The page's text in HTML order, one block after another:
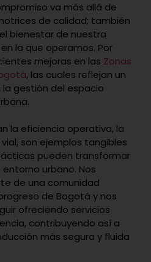
va más allá de
de calidad; también
bienestar de nuestra
la que operamos. Por
mejoras en las Zonas
, las cuales reflejan un
gestión del espacio
la eficiencia operativa, la
son ejemplos tangibles
pueden transformar
urbano. Nos
de una comunidad
de Bogotá y nos
ofreciendo servicios
contribuyendo así a
más segura y fluida